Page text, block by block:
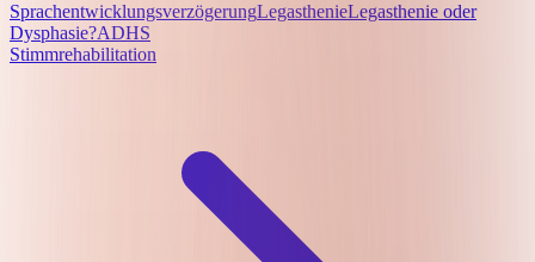
SprachentwicklungsverzögerungLegasthenieLegasthenie oder
Dysphasie?ADHS
Stimmrehabilitation